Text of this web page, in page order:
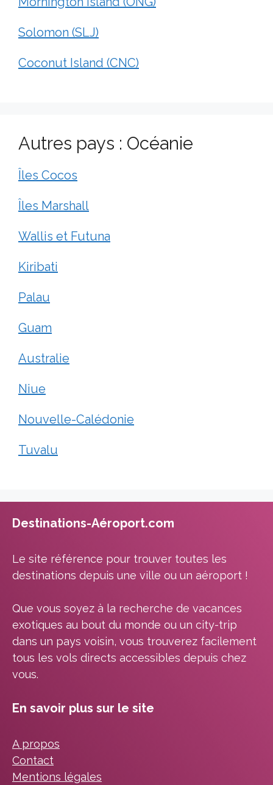
Solomon (SLJ)
Coconut Island (CNC)
Autres pays : Océanie
Îles Cocos
Îles Marshall
Wallis et Futuna
Kiribati
Palau
Guam
Australie
Niue
Nouvelle-Calédonie
Tuvalu
Destinations-Aéroport.com
Le site référence pour trouver toutes les
destinations depuis une ville ou un aéroport !
Que vous soyez à la recherche de vacances
exotiques au bout du monde ou un city-trip
dans un pays voisin, vous trouverez facilement
tous les vols directs accessibles depuis chez
vous.
En savoir plus sur le site
A propos
Contact
Mentions légales